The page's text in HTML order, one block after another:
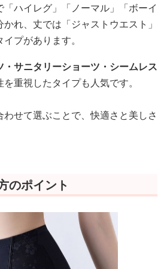
ハイレグ」「ノーマル」「ボーイ
れ、丈では「ジャストウエスト」
プがあります。
・サニタリーショーツ・シームレス
重視したタイプも人気です。
せて選ぶことで、快適さと美しさ
のポイント